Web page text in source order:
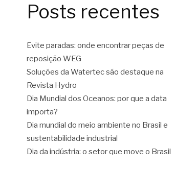
Posts recentes
Evite paradas: onde encontrar peças de
reposição WEG
Soluções da Watertec são destaque na
Revista Hydro
Dia Mundial dos Oceanos: por que a data
importa?
Dia mundial do meio ambiente no Brasil e
sustentabilidade industrial
Dia da indústria: o setor que move o Brasil